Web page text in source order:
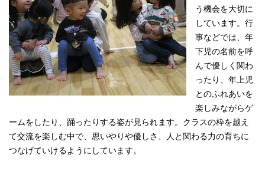
う機会を大切に
しています。行
事などでは、年
下児の名前を呼
んで優しく関わ
ったり、年上児
とのふれあいを
楽しみながらゲ
ームをしたり、踊ったりする姿が見られます。クラスの枠を越え
て交流を楽しむ中で、思いやりや優しさ、人と関わる力の育ちに
つなげていけるようにしています。